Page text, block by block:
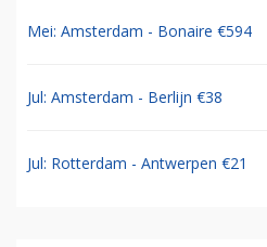
Mei: Amsterdam - Bonaire €594
Jul: Amsterdam - Berlijn €38
Jul: Rotterdam - Antwerpen €21